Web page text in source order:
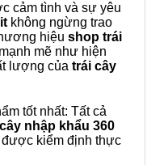
cảm tình và sự yêu
không ngừng trao
hiệu shop trái
mẽ như hiện
lượng của trái cây
tốt nhất: Tất cả
nhập khẩu 360
được kiểm định thực